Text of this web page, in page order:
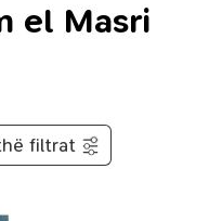
el Masri
filtrat